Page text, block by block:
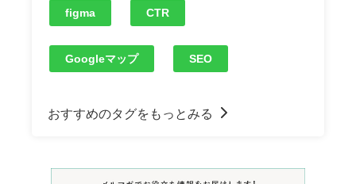
figma CTR
Googleマップ SEO
おすすめのタグをもっとみる